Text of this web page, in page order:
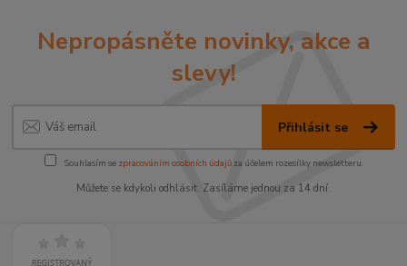
Nepropásněte novinky, akce a
slevy!
Přihlásit se
Souhlasím se zpracováním osobních údajůza účelem rozesílky newsletteru.
Můžete se kdykoli odhlásit. Zasíláme jednou za 14 dní.